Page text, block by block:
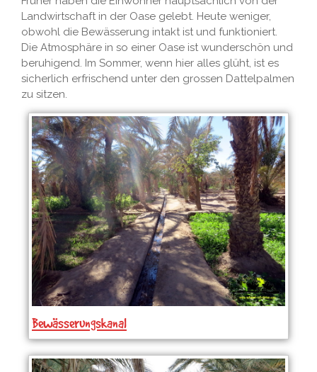
Landwirtschaft in der Oase gelebt. Heute weniger,
obwohl die Bewässerung intakt ist und funktioniert.
Die Atmosphäre in so einer Oase ist wunderschön und
beruhigend. Im Sommer, wenn hier alles glüht, ist es
sicherlich erfrischend unter den grossen Dattelpalmen
zu sitzen.
Bewässerungskanal